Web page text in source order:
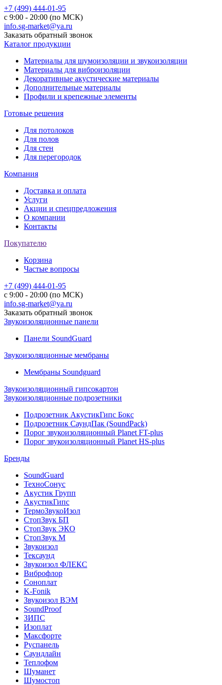
+7 (499) 444-01-95
с 9:00 - 20:00 (по МСК)
info.sg-market@ya.ru
Заказать обратный звонок
Каталог продукции
Материалы для шумоизоляции и звукоизоляции
Материалы для виброизоляции
Декоративные акустические материалы
Дополнительные материалы
Профили и крепежные элементы
Готовые решения
Для потолоков
Для полов
Для стен
Для перегородок
Компания
Доставка и оплата
Услуги
Акции и спецпредложения
О компании
Контакты
Покупателю
Корзина
Частые вопросы
+7 (499) 444-01-95
с 9:00 - 20:00 (по МСК)
info.sg-market@ya.ru
Заказать обратный звонок
Звукоизоляционные панели
Панели SoundGuard
Звукоизоляционные мембраны
Мембраны Soundguard
Звукоизоляционный гипсокартон
Звукоизоляционные подрозетники
Подрозетник АкустикГипс Бокс
Подрозетник СаундПак (SoundPack)
Порог звукоизоляционный Planet FT-plus
Порог звукоизоляционный Planet HS-plus
Бренды
SoundGuard
ТехноСонус
Акустик Групп
АкустикГипс
ТермоЗвукоИзол
СтопЗвук БП
СтопЗвук ЭКО
СтопЗвук М
Звукоизол
Тексаунд
Звукоизол ФЛЕКС
Виброфлор
Соноплат
K-Fonik
Звукоизол ВЭМ
SoundProof
ЗИПС
Изоплат
Максфорте
Руспанель
Саундлайн
Теплофом
Шуманет
Шумостоп